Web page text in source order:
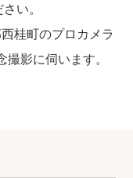
い。
桂町のプロカメラ
影に伺います。